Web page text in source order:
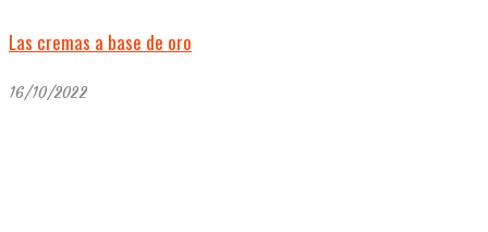
Las cremas a base de oro
16/10/2022